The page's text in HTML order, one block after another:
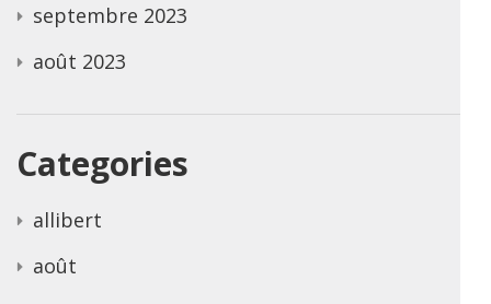
septembre 2023
août 2023
Categories
allibert
août